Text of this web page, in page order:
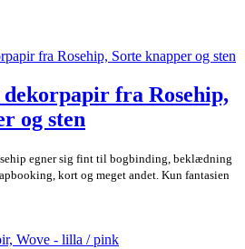
fra Rosehip,
og sten
egner sig fint til bogbinding, beklædning
kort og meget andet. Kun fantasien